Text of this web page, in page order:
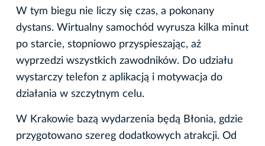
W tym biegu nie liczy się czas, a pokonany
dystans. Wirtualny samochód wyrusza kilka minut
po starcie, stopniowo przyspieszając, aż
wyprzedzi wszystkich zawodników. Do udziału
wystarczy telefon z aplikacją i motywacja do
działania w szczytnym celu.
W Krakowie bazą wydarzenia będą Błonia, gdzie
przygotowano szereg dodatkowych atrakcji. Od